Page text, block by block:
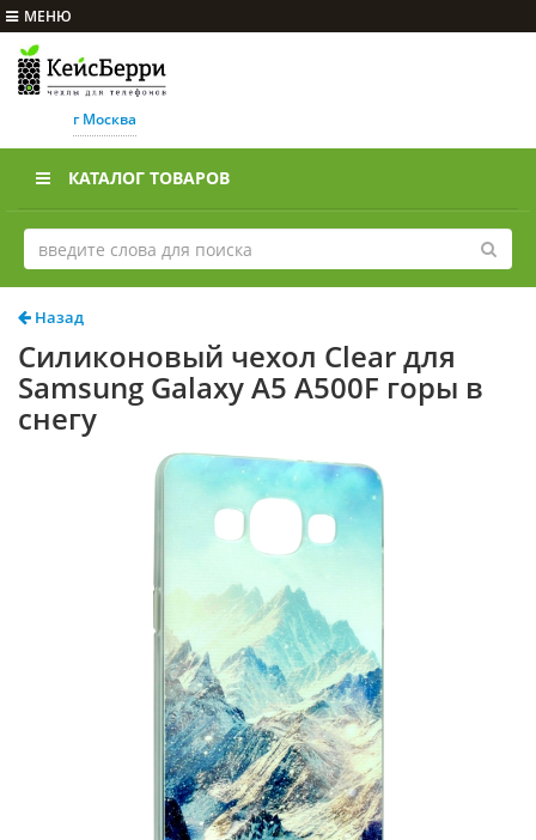
МЕНЮ
г Москва
КАТАЛОГ ТОВАРОВ
Назад
Силиконовый чехол Clear для
Samsung Galaxy A5 A500F горы в
снегу